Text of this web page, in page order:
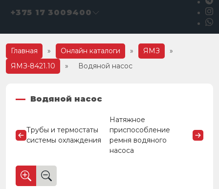
+375 17 3009400
Главная » Онлайн каталоги » ЯМЗ
»
ЯМЗ-8421.10
» Водяной насос
Водяной насос
Трубы и термостаты
системы охлаждения
Натяжное
приспособление
ремня водяного
насоса